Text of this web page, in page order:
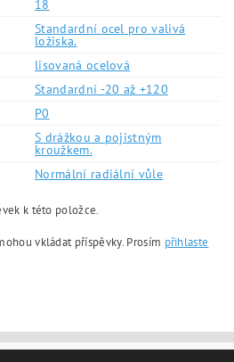
18
Standardní ocel pro valivá
ložiska.
lisovaná ocelová
Standardní -20 až +120
P0
S drážkou a pojistným
kroužkem.
Normální radiální vůle
k této položce.
vkládat příspěvky. Prosím přihlaste